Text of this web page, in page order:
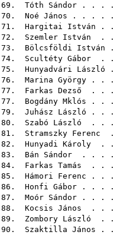
69. Tóth Sándor . . . .
70. Noé János . . . . .
71. Hargitai István . .
72. Szemler István . .
73. Bölcsföldi István .
74. Scultéty Gábor . .
75. Hunyadvári László .
76. Marina György . . .
77. Farkas Dezső . . .
77. Bogdány Mklós . . .
79. Juhász László . . .
80. Szabó László . . .
81. Stramszky Ferenc .
82. Hunyadi Károly . .
83. Bán Sándor . . . .
84. Farkas Tamás . . .
85. Hámori Ferenc . . .
86. Honfi Gábor . . . .
87. Moór Sándor . . . .
88. Kocsis János . . .
89. Zombory László . .
90. Szaktilla János . .